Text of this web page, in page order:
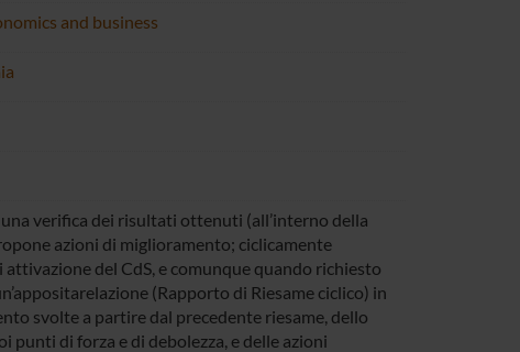
and business
verifica dei risultati ottenuti (all’interno della
azioni di miglioramento; ciclicamente
del CdS, e comunque quando richiesto
(Rapporto di Riesame ciclico) in
svolte a partire dal precedente riesame, dello
punti di forza e di debolezza, e delle azioni